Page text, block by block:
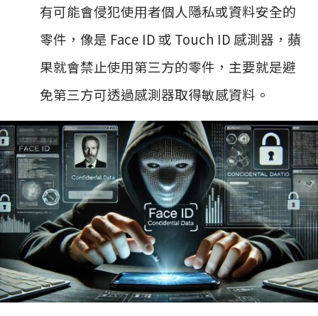
有可能會侵犯使用者個人隱私或資料安全的
零件，像是 Face ID 或 Touch ID 感測器，蘋
果就會禁止使用第三方的零件，主要就是避
免第三方可透過感測器取得敏感資料。